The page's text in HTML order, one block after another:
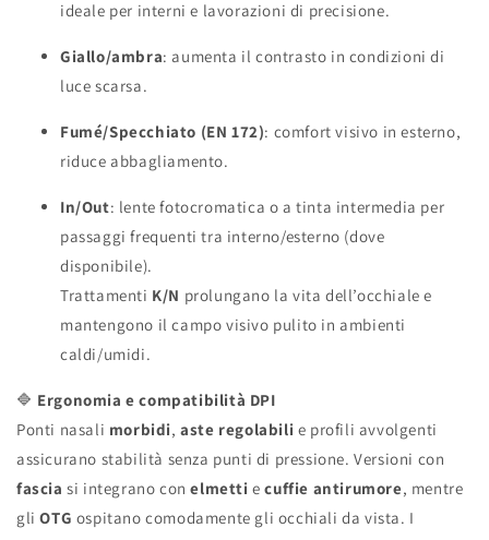
ideale per interni e lavorazioni di precisione.
Giallo/ambra: aumenta il contrasto in condizioni di
luce scarsa.
Fumé/Specchiato (EN 172): comfort visivo in esterno,
riduce abbagliamento.
In/Out: lente fotocromatica o a tinta intermedia per
passaggi frequenti tra interno/esterno (dove
disponibile).
Trattamenti K/N prolungano la vita dell’occhiale e
mantengono il campo visivo pulito in ambienti
caldi/umidi.
🔷 Ergonomia e compatibilità DPI
Ponti nasali morbidi,aste regolabili e profili avvolgenti
assicurano stabilità senza punti di pressione. Versioni con
fascia si integrano conelmetti ecuffie antirumore, mentre
gliOTG ospitano comodamente gli occhiali da vista. I